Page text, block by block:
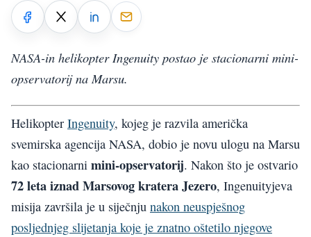
NASA-in helikopter Ingenuity postao je stacionarni mini-
opservatorij na Marsu.
Helikopter Ingenuity, kojeg je razvila američka
svemirska agencija NASA, dobio je novu ulogu na Marsu
kao stacionarni mini-opservatorij. Nakon što je ostvario
72 leta iznad Marsovog kratera Jezero, Ingenuityjeva
misija završila je u siječnju nakon neuspješnog
posljednjeg slijetanja koje je znatno oštetilo njegove